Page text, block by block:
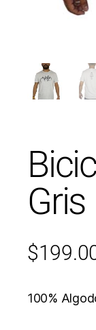
Gris
$
100%